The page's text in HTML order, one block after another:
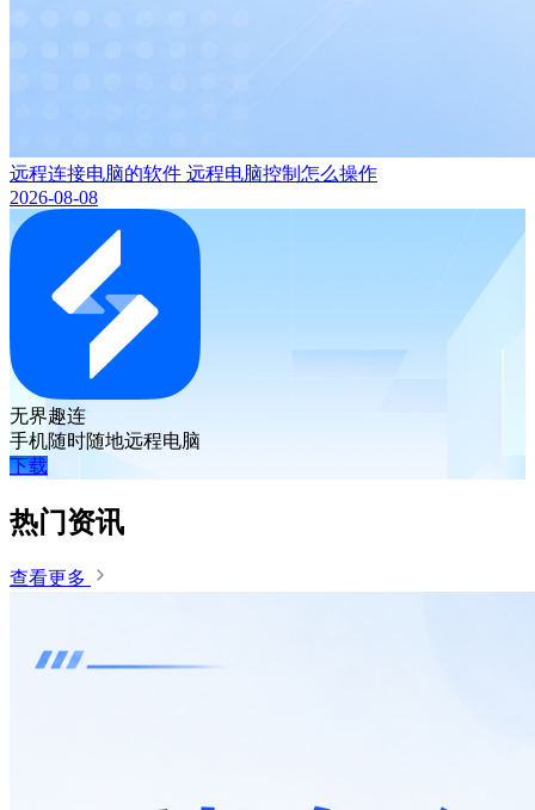
远程连接电脑的软件 远程电脑控制怎么操作
2026-08-08
无界趣连
手机随时随地远程电脑
下载
热门资讯
查看更多